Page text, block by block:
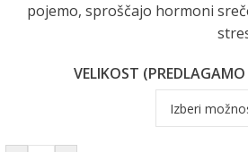
pojemo, sproščajo hormoni
VELIKOST